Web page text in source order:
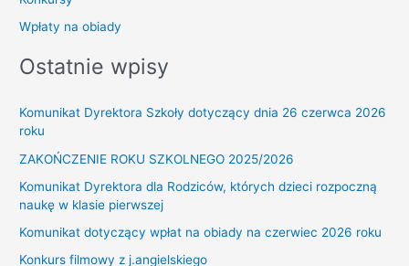
Wpłaty na obiady
Ostatnie wpisy
Komunikat Dyrektora Szkoły dotyczący dnia 26 czerwca 2026
roku
ZAKOŃCZENIE ROKU SZKOLNEGO 2025/2026
Komunikat Dyrektora dla Rodziców, których dzieci rozpoczną
naukę w klasie pierwszej
Komunikat dotyczący wpłat na obiady na czerwiec 2026 roku
Konkurs filmowy z j.angielskiego